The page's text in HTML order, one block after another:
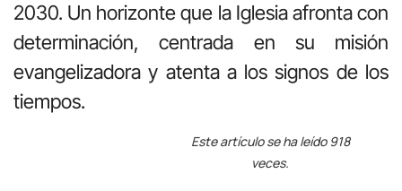
2030. Un horizonte que la Iglesia afronta con
determinación, centrada en su misión
evangelizadora y atenta a los signos de los
tiempos.
Este artículo se ha leído 918
veces.